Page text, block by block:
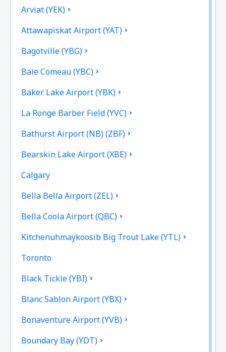
Arviat (YEK)
Attawapiskat Airport (YAT)
Bagotville (YBG)
Baie Comeau (YBC)
Baker Lake Airport (YBK)
La Ronge Barber Field (YVC)
Bathurst Airport (NB) (ZBF)
Bearskin Lake Airport (XBE)
Calgary
Bella Bella Airport (ZEL)
Bella Coola Airport (QBC)
Kitchenuhmaykoosib Big Trout Lake (YTL)
Toronto
Black Tickle (YBI)
Blanc Sablon Airport (YBX)
Bonaventure Airport (YVB)
Boundary Bay (YDT)